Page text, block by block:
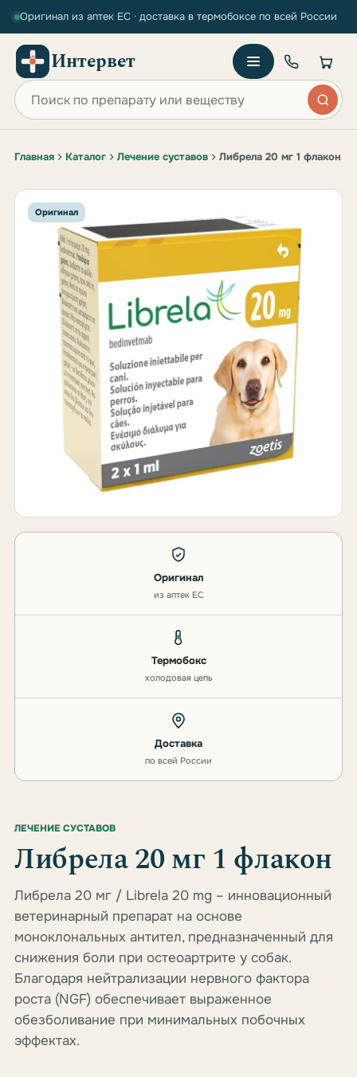
Оригинал из аптек ЕС · доставка в термобоксе по всей России
Интервет
Поиск по сайту
Главная Каталог Лечение суставов Либрела 20 мг 1 флакон
Оригинал
Оригинал
из аптек ЕС
Термобокс
холодовая цепь
Доставка
по всей России
ЛЕЧЕНИЕ СУСТАВОВ
Либрела 20 мг 1 флакон
Либрела 20 мг / Librela 20 mg – инновационный
ветеринарный препарат на основе
моноклональных антител, предназначенный для
снижения боли при остеоартрите у собак.
Благодаря нейтрализации нервного фактора
роста (NGF) обеспечивает выраженное
обезболивание при минимальных побочных
эффектах.